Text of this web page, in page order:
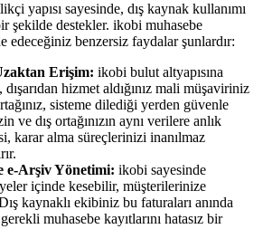
yapısı sayesinde, dış kaynak kullanımı
şekilde destekler. ikobi muhasebe
edeceğiniz benzersiz faydalar şunlardır:
Erişim: ikobi bulut altyapısına
hizmet aldığınız mali müşaviriniz
sisteme dilediği yerden güvenle
ve dış ortağınızın aynı verilere anlık
karar alma süreçlerinizi inanılmaz
e-Arşiv Yönetimi: ikobi sayesinde
içinde kesebilir, müşterilerinize
kaynaklı ekibiniz bu faturaları anında
muhasebe kayıtlarını hatasız bir